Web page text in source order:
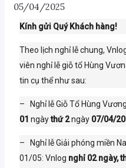
05/04/2025
Kính gửi Quý Khách hàng!
Theo lịch nghỉ lễ chung,
viên nghỉ lễ giỗ tổ Hùng
tin cụ thể như sau:
– Nghỉ lễ Giỗ Tổ Hùng
01 ngàythứ 2ngày 07/04/
– Nghỉ lễ Giải phóng miền
01/05: Vnlog nghỉ 02 ngày,